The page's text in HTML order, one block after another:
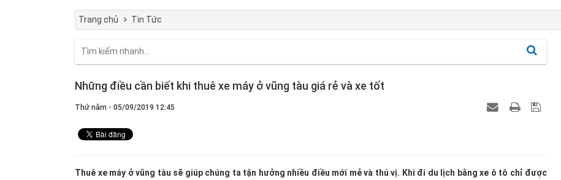
Trang chủ Tin Tức
Những điều cần biết khi thuê xe máy ở vũng tàu giá rẻ và xe tốt
Thứ năm - 05/09/2019 12:45
Thuê xe máy ở vũng tàu sẽ giúp chúng ta tận hưởng nhiều điều mới mẻ và thú vị. Khi đi du lịch bằng xe ô tô chỉ được